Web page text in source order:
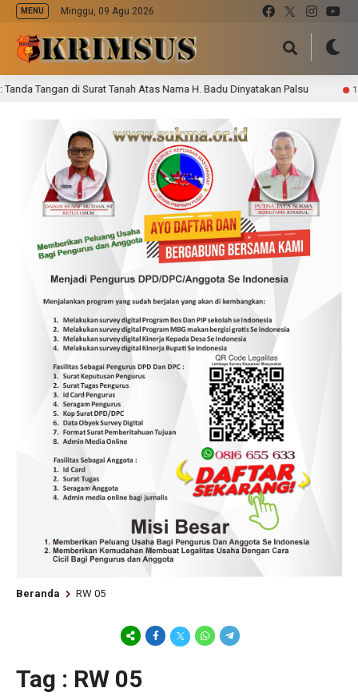
MENU Minggu, 09 Agu 2026
di Surat Tanah Atas Nama H. Badu Dinyatakan Palsu 1 hari
Beranda RW 05
Tag : RW 05